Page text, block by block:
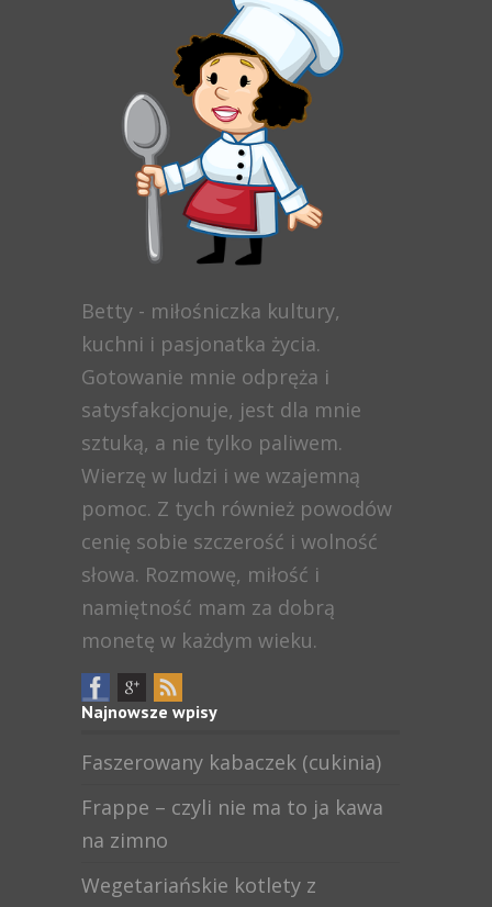
Betty - miłośniczka kultury,
kuchni i pasjonatka życia.
Gotowanie mnie odpręża i
satysfakcjonuje, jest dla mnie
sztuką, a nie tylko paliwem.
Wierzę w ludzi i we wzajemną
pomoc. Z tych również powodów
cenię sobie szczerość i wolność
słowa. Rozmowę, miłość i
namiętność mam za dobrą
monetę w każdym wieku.
Najnowsze wpisy
Faszerowany kabaczek (cukinia)
Frappe – czyli nie ma to ja kawa
na zimno
Wegetariańskie kotlety z